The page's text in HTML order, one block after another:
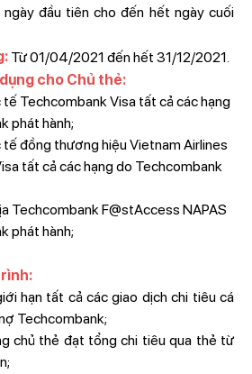
đầu tiên cho đến hết ngày cuối
Từ 01/04/2021 đến hết 31/12/2021.
cho Chủ thẻ:
Techcombank Visa tất cả các hạng
phát hành;
đồng thương hiệu Vietnam Airlines
tất cả các hạng do Techcombank
Techcombank F@stAccess NAPAS
phát hành;
hạn tất cả các giao dịch chi tiêu cá
Techcombank;
chủ thẻ đạt tổng chi tiêu qua thẻ từ